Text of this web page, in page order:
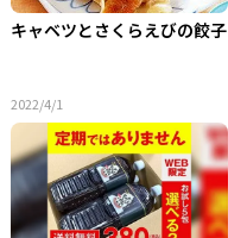
キャベツとさくらえびの餃子
2022/4/1